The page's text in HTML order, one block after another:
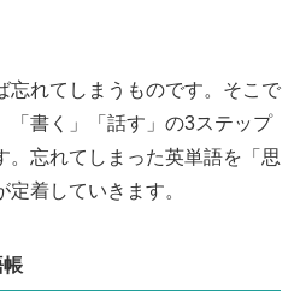
忘れてしまうものです。そこで
「書く」「話す」の3ステップ
。忘れてしまった英単語を「思
着していきます。